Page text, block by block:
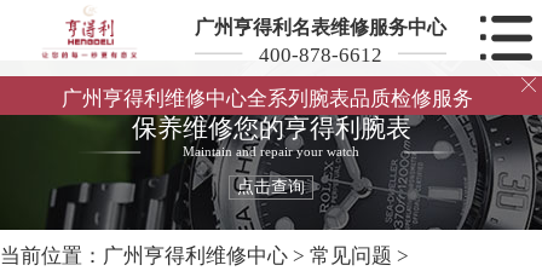
广州亨得利名表维修服务中心
400-878-6612
广州亨得利维修中心全系列腕表品质检修服务

保养维修您的亨得利腕表
Maintain and repair your watch
点击查询
当前位置： 广州亨得利维修中心 > 常见问题 >